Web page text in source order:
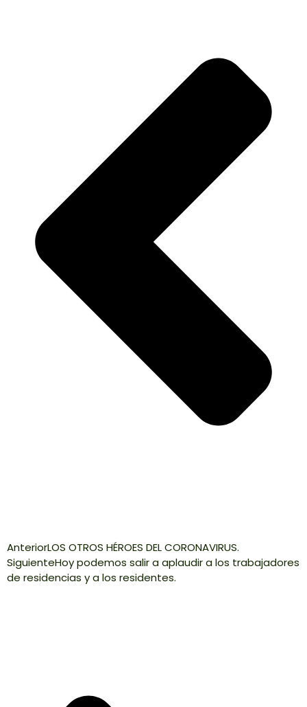
AnteriorLOS OTROS HÉROES DEL CORONAVIRUS.
SiguienteHoy podemos salir a aplaudir a los trabajadores
de residencias y a los residentes.